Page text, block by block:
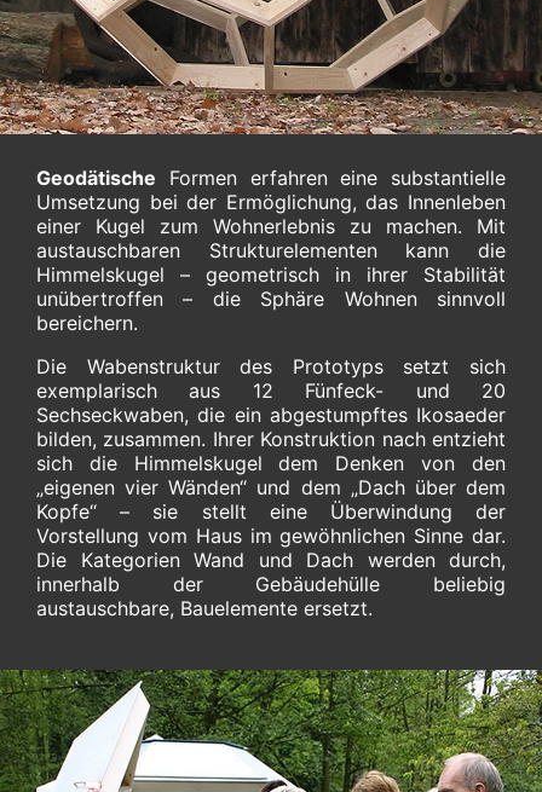
Geodätische Formen erfahren eine substantielle
Umsetzung bei der Ermöglichung, das Innenleben
einer Kugel zum Wohnerlebnis zu machen. Mit
austauschbaren Strukturelementen kann die
Himmelskugel – geometrisch in ihrer Stabilität
unübertroffen – die Sphäre Wohnen sinnvoll
bereichern.
Die Wabenstruktur des Prototyps setzt sich
exemplarisch aus 12 Fünfeck- und 20
Sechseckwaben, die ein abgestumpftes Ikosaeder
bilden, zusammen. Ihrer Konstruktion nach entzieht
sich die Himmelskugel dem Denken von den
„eigenen vier Wänden“ und dem „Dach über dem
Kopfe“ – sie stellt eine Überwindung der
Vorstellung vom Haus im gewöhnlichen Sinne dar.
Die Kategorien Wand und Dach werden durch,
innerhalb der Gebäudehülle beliebig
austauschbare, Bauelemente ersetzt.